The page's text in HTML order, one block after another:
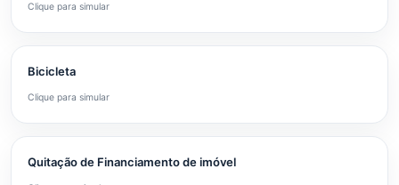
Clique para simular
Bicicleta
Clique para simular
Quitação de Financiamento de imóvel